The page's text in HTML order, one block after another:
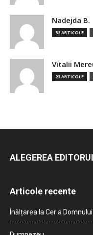
Nadejda B.
32 ARTICOLE
Vitalii
23 ARTICOLE
ALEGEREA
Articole recente
Înălțarea la Cer a